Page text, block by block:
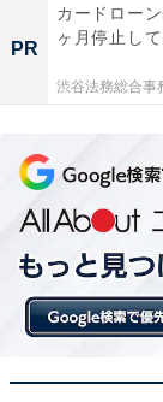
【今日チェッ
PR
カードロー
ヶ月停止し
渋谷法務総合事